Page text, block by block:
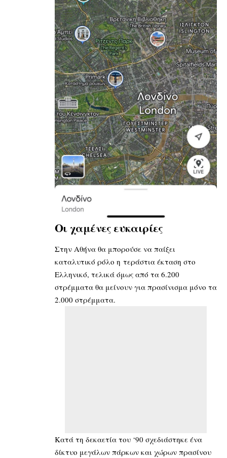
Οι χαμένες ευκαιρίες
Στην Αθήνα θα μπορούσε να παίξει
καταλυτικό ρόλο η τεράστια έκταση στο
Ελληνικό, τελικά όμως από τα 6.200
στρέμματα θα μείνουν για πρασίνισμα μόνο τα
2.000 στρέμματα.
Κατά τη δεκαετία του ‘90 σχεδιάστηκε ένα
δίκτυο μεγάλων πάρκων και χώρων πρασίνου